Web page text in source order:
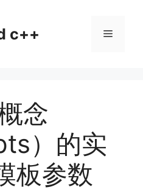
c++ 菜
念
）的实
板参数